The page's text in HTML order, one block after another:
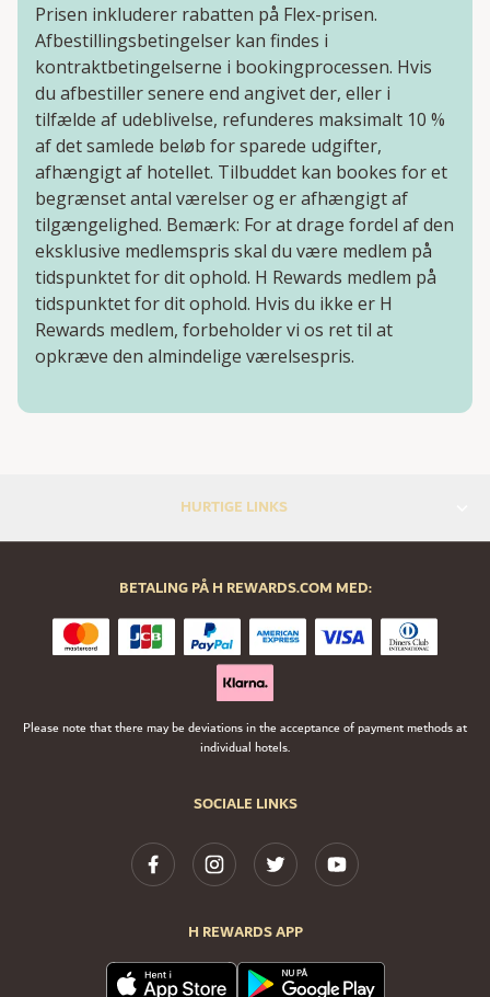
Prisen inkluderer rabatten på Flex-prisen.
Afbestillingsbetingelser kan findes i
kontraktbetingelserne i bookingprocessen. Hvis
du afbestiller senere end angivet der, eller i
tilfælde af udeblivelse, refunderes maksimalt 10 %
af det samlede beløb for sparede udgifter,
afhængigt af hotellet. Tilbuddet kan bookes for et
begrænset antal værelser og er afhængigt af
tilgængelighed. Bemærk: For at drage fordel af den
eksklusive medlemspris skal du være medlem på
tidspunktet for dit ophold. H Rewards medlem på
tidspunktet for dit ophold. Hvis du ikke er H
Rewards medlem, forbeholder vi os ret til at
opkræve den almindelige værelsespris.
HURTIGE LINKS
SOCIALE LINKS
H REWARDS APP
BETALING PÅ H REWARDS.COM MED:
Please note that there may be deviations in the acceptance of payment methods at
individual hotels.